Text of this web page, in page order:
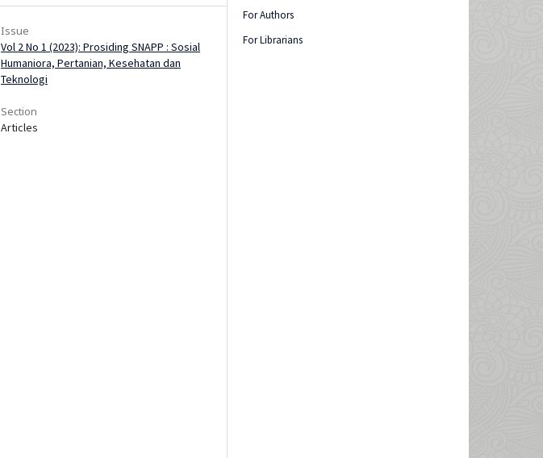
Issue
Vol 2 No 1 (2023): Prosiding SNAPP : Sosial
Humaniora, Pertanian, Kesehatan dan
Teknologi
Section
Articles
For Authors
For Librarians